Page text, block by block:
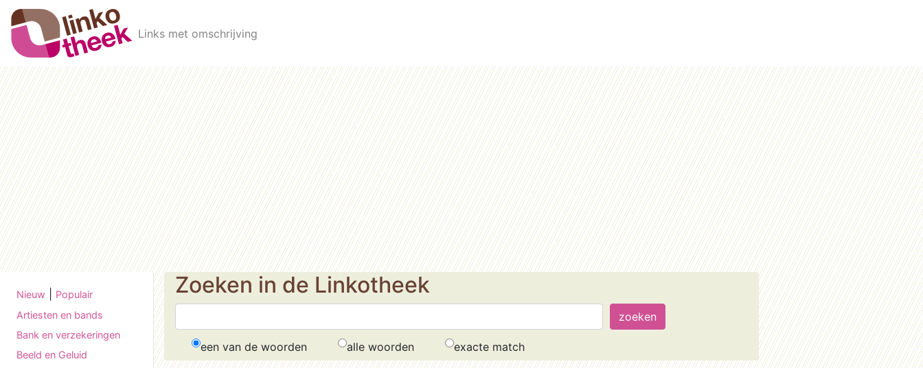
Skip to main content
Links met omschrijving
Nieuw
Populair
Artiesten en bands
Bank en verzekeringen
Beeld en Geluid
Zoeken in de Linkotheek
een van de woorden alle woorden exacte match